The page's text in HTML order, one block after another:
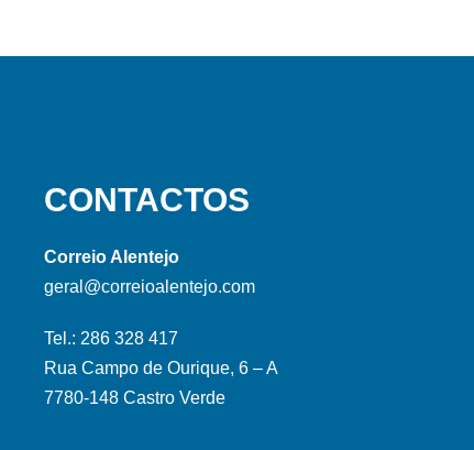
CONTACTOS
Correio Alentejo
geral@correioalentejo.com
Tel.: 286 328 417
Rua Campo de Ourique, 6 – A
7780-148 Castro Verde